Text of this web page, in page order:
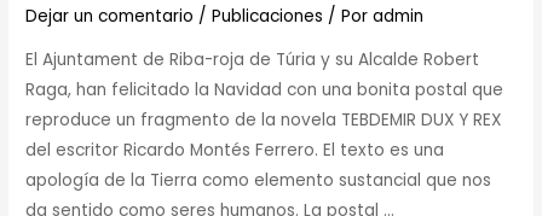
Dejar un comentario /Publicaciones / Poradmin
El Ajuntament de Riba-roja de Túria y su Alcalde Robert
Raga, han felicitado la Navidad con una bonita postal que
reproduce un fragmento de la novela TEBDEMIR DUX Y REX
del escritor Ricardo Montés Ferrero. El texto es una
apología de la Tierra como elemento sustancial que nos
da sentido como seres humanos. La postal …